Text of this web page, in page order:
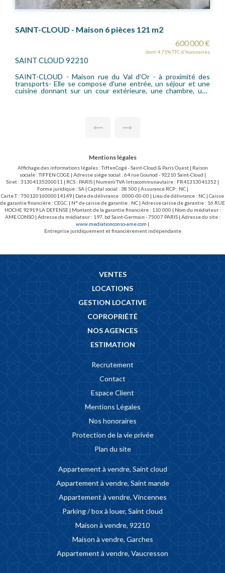
SAINT-CLOUD - Maison 6 pièces 121 m2
600 000 €
dont 4.71% TTC d'honoraires
SAINT CLOUD 92210
SAINT-CLOUD - Maison rue du Val d'Or - à proximité des
transports- Elle se compose d'une entrée, un séjour et une
cuisine donnant sur un cour extérieure, une chambre, une
habitation indépendante. Accès par une allée permettant un
Mentions légales
Affichage des informations légales : TiffenCogé - Saint-Cloud & Paris Ouest | Raison
sociale : TIFFEN COGE | Adresse siège social : 64 rue Gounod - 92210 Saint-Cloud |
Siret : 31304135200011 | RCS : PARIS | Numero TVA Intracommunautaire : FR41313041352 |
Forme juridique : SA | Capital social : 38 500 | Assurance RCP : NC |
Carte T : 75012016000014149 | Date de délivrance : 0000-00-00 | Lieu de délivrance : NC | Caisse
de garantie financière : CEGC. | N° de caisse de garantie : NC | Adresse caisse de garantie : 16 RUE
HOCHE 92919 LA DEFENSE | Montant de la garantie financière : 110 000 | Nom du médiateur :
AME CONSO | Adresse du médiateur : 197, bd Saint-Germain - 75007 PARIS | Adresse du site :
www.mediationconso-ame.com |
Entreprise juridiquement et financièrement indépendante
VENTES
LOCATIONS
GESTION LOCATIVE
COPROPRIÉTÉ
NOS AGENCES
ESTIMATION
Recrutement
Contact
Espace Client
Mentions Légales
Nos honoraires
Protection de la vie privée
Plan du site
Appartement à vendre, Saint cloud
Appartement à vendre, Saint mande
Appartement à vendre, Vincennes
Parking / box à louer, Saint cloud
Maison à vendre, 92210
Maison à vendre, Garches
Appartement à vendre, Vaucresson